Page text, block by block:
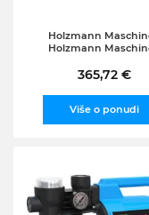
Holzmann
Holzmann
rezkalnik 230 V,
365,72 €
Više o ponudi